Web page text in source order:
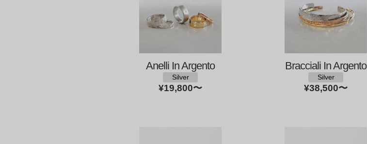
Anelli In Argento
Silver
¥19,800〜
Bracciali In Argento
Silver
¥38,500〜